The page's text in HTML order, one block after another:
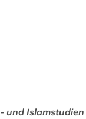
und Islamstudien